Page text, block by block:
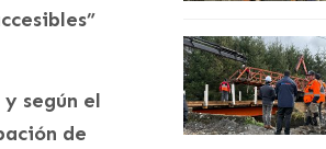
según el
de